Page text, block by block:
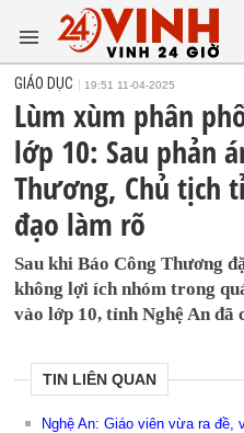
GIÁO DỤC 19:51 11-04-2025
Lùm xùm phân
lớp 10: Sau phản
Thương, Chủ tịch
đạo làm rõ
Sau khi Báo Công Thương
không lợi ích nhóm trong
vào lớp 10, tỉnh Nghệ An đã
TIN LIÊN QUAN
Nghệ An: Giáo viên vừa ra